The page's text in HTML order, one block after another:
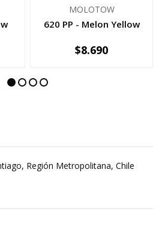
MOLOTOW
620 PP - Melon Yellow
+
$8.690
Región Metropolitana, Chile